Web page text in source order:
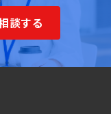
談する